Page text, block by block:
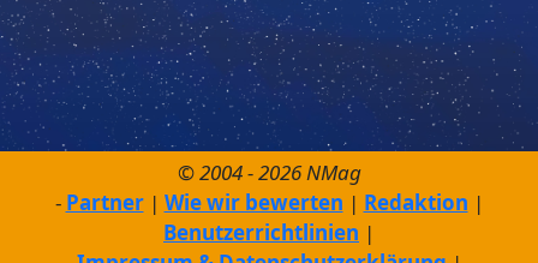
© 2004 - 2026 NMag
Partner
Wie wir bewerten
Redaktion
Benutzerrichtlinien